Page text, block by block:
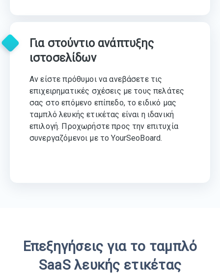
Για στούντιο ανάπτυξης
ιστοσελίδων
Αν είστε πρόθυμοι να ανεβάσετε τις
επιχειρηματικές σχέσεις με τους πελάτες
σας στο επόμενο επίπεδο, το ειδικό μας
ταμπλό λευκής ετικέτας είναι η ιδανική
επιλογή. Προχωρήστε προς την επιτυχία
συνεργαζόμενοι με το YourSeoBoard.
Επεξηγήσεις για το ταμπλό
SaaS λευκής ετικέτας